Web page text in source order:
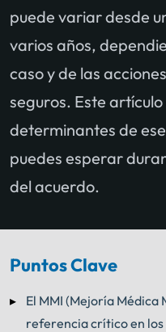
puede variar desde
varios años,
caso y de las
seguros. Este
determinantes de
puedes esperar
del acuerdo.
Puntos Clave
El MMI (Mejoría Médica
referencia crítico en los